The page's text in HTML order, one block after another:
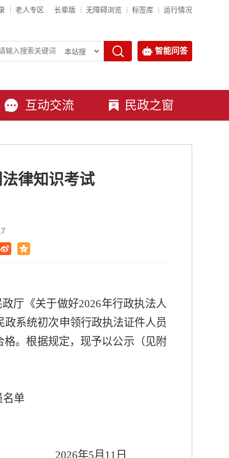
老人专区 长辈版 无障碍浏览 标签库 运行情况
智能问答
互动交流 民政之窗
律知识考试
厅《关于做好2026年行政执法人
政系统初次申领行政执法证件人员
格。根据规定，现予以公示（见附
名单
2026年5月 11 日